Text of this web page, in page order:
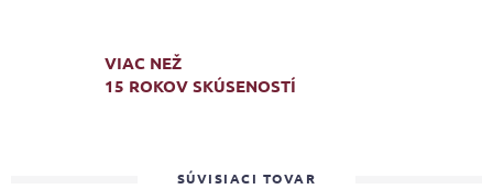
VIAC NEŽ
15 ROKOV SKÚSENOSTÍ
SÚVISIACI TOVAR